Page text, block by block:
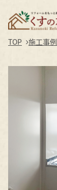
TOP 施工事例